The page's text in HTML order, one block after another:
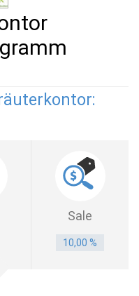
Sale
10,00 %